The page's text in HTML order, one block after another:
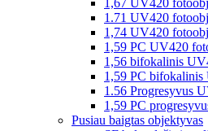
1,67 UV420
1.71 UV420
1,74 UV420
1,59 PC UV420
1,56 bifokalinis
1,59 PC
1.56 Progresyvus
1,59 PC
Pusiau baigtas objektyvas